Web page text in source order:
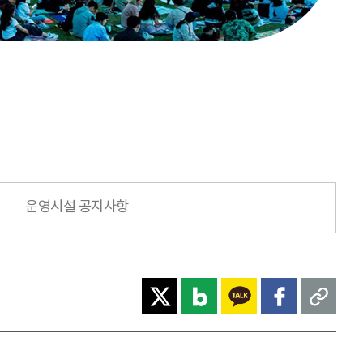
운영시설 공지사항